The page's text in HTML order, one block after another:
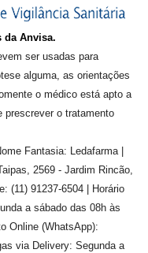
da Anvisa.
ser usadas para
alguma, as orientações
o médico está apto a
prescrever o tratamento
Fantasia: Ledafarma |
2569 - Jardim Rincão,
(11) 91237-6504 | Horário
a sábado das 08h às
Online (WhatsApp):
via Delivery: Segunda a